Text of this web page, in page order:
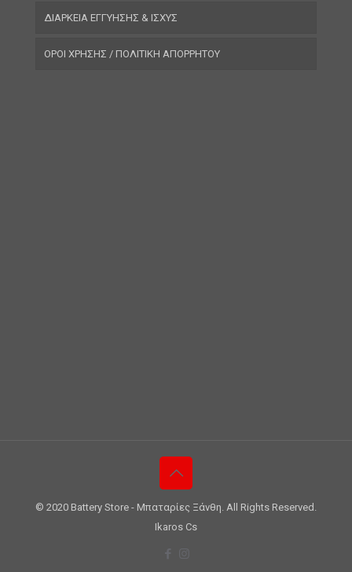
ΔΙΑΡΚΕΙΑ ΕΓΓΥΗΣΗΣ & ΙΣΧΥΣ
ΟΡΟΙ ΧΡΗΣΗΣ / ΠΟΛΙΤΙΚΗ ΑΠΟΡΡΗΤΟΥ
© 2020 Battery Store - Μπαταρίες Ξάνθη. All Rights Reserved.
Ikaros Cs